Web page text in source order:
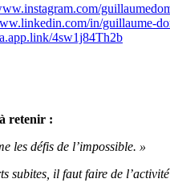
in/guillaume-
4sw1j84Th2b
retenir :
les défis de l’impossible. »
subites, il faut faire de